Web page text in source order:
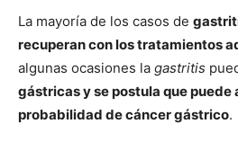
La mayoría de los casos de
recuperan con los tratamientos
algunas ocasiones la gastritis
gástricas y se postula que puede
probabilidad de cáncer gástrico.